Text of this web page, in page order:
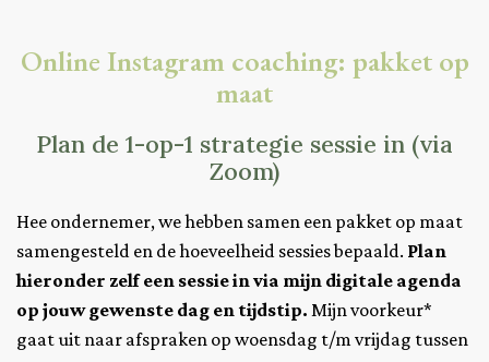
Online Instagram coaching: pakket op
maat
Plan de 1-op-1 strategie sessie in (via
Zoom)
Hee ondernemer, we hebben samen een pakket op maat
samengesteld en de hoeveelheid sessies bepaald. Plan
hieronder zelf een sessie in via mijn digitale agenda
op jouw gewenste dag en tijdstip. Mijn voorkeur*
gaat uit naar afspraken op woensdag t/m vrijdag tussen